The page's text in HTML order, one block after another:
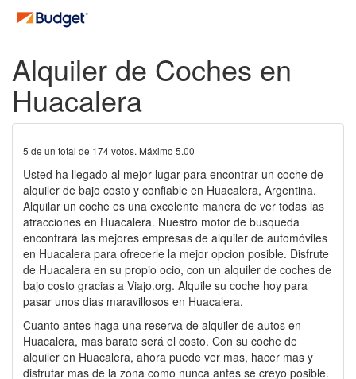
Alquiler de Coches en
Huacalera
5 de un total de 174votos. Máximo 5.00
Usted ha llegado al mejor lugar para encontrar un coche de
alquiler de bajo costo y confiable en Huacalera, Argentina.
Alquilar un coche es una excelente manera de ver todas las
atracciones en Huacalera. Nuestro motor de busqueda
encontrará las mejores empresas de alquiler de automóviles
en Huacalera para ofrecerle la mejor opcion posible. Disfrute
de Huacalera en su propio ocio, con un alquiler de coches de
bajo costo gracias a Viajo.org. Alquile su coche hoy para
pasar unos dias maravillosos en Huacalera.
Cuanto antes haga una reserva de alquiler de autos en
Huacalera, mas barato será el costo. Con su coche de
alquiler en Huacalera, ahora puede ver mas, hacer mas y
disfrutar mas de la zona como nunca antes se creyo posible.